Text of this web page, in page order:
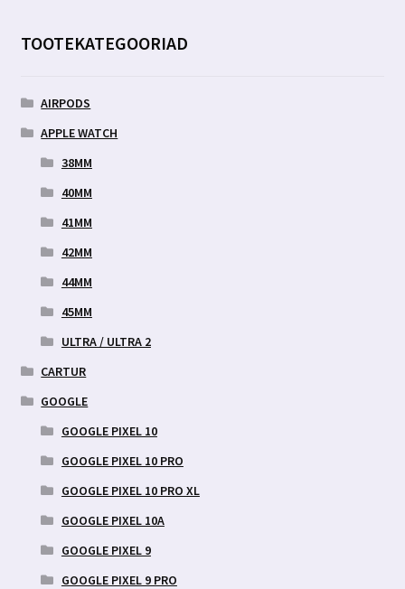
TOOTEKATEGOORIAD
AIRPODS
APPLE WATCH
38MM
40MM
41MM
42MM
44MM
45MM
ULTRA / ULTRA 2
CARTUR
GOOGLE
GOOGLE PIXEL 10
GOOGLE PIXEL 10 PRO
GOOGLE PIXEL 10 PRO XL
GOOGLE PIXEL 10A
GOOGLE PIXEL 9
GOOGLE PIXEL 9 PRO